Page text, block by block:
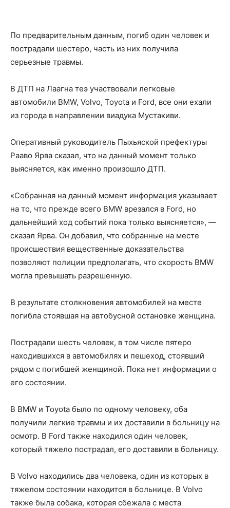
По предварительным данным, погиб один человек и
пострадали шестеро, часть из них получила
серьезные травмы.
В ДТП на Лаагна теэ участвовали легковые
автомобили BMW, Volvo, Toyota и Ford, все они ехали
из города в направлении виадука Мустакиви.
Оперативный руководитель Пыхьяской префектуры
Рааво Ярва сказал, что на данный момент только
выясняется, как именно произошло ДТП.
«Собранная на данный момент информация указывает
на то, что прежде всего BMW врезался в Ford, но
дальнейший ход событий пока только выясняется», —
сказал Ярва. Он добавил, что собранные на месте
происшествия вещественные доказательства
позволяют полиции предполагать, что скорость BMW
могла превышать разрешенную.
В результате столкновения автомобилей на месте
погибла стоявшая на автобусной остановке женщина.
Пострадали шесть человек, в том числе пятеро
находившихся в автомобилях и пешеход, стоявший
рядом с погибшей женщиной. Пока нет информации о
его состоянии.
В BMW и Toyota было по одному человеку, оба
получили легкие травмы и их доставили в больницу на
осмотр. В Ford также находился один человек,
который тяжело пострадал, его доставили в больницу.
В Volvo находились два человека, один из которых в
тяжелом состоянии находится в больнице. В Volvo
также была собака, которая сбежала с места